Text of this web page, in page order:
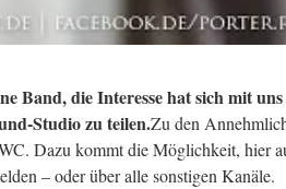
Band, die Interesse hat sich mit
Studio zu teilen.Zu den
Dazu kommt die Möglichkeit, hier
– oder über alle sonstigen Kanäle.